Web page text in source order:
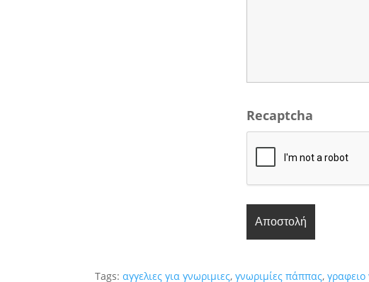
Recaptcha
Tags:αγγελιες για γνωριμιες,γνωριμίες πάππας,